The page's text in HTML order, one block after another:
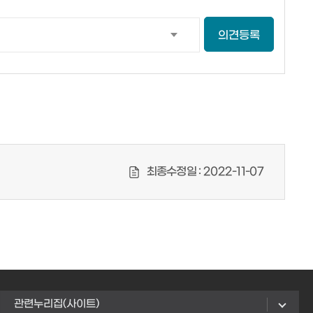
의견등록
최종수정일 : 2022-11-07
관련누리집(사이트)